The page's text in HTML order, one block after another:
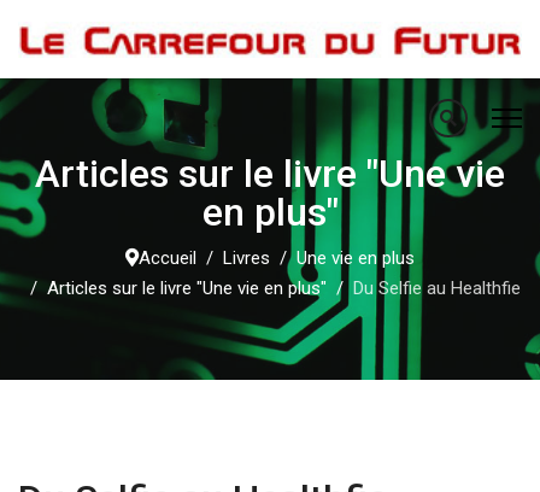
Articles sur le livre "Une vie
en plus"
Accueil Livres
Une vie en plus
Articles sur le livre "Une vie en plus"
Du Selfie au Healthfie